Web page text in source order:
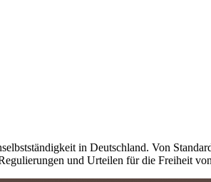
in Deutschland. Von
und Urteilen für die Freiheit